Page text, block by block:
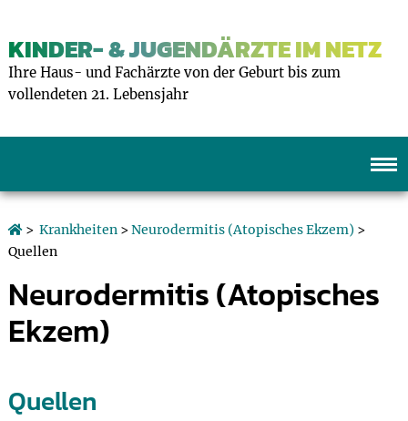
KINDER- & JUGENDÄRZTE IM NETZ
Ihre Haus- und Fachärzte von der Geburt bis zum
vollendeten 21. Lebensjahr
> Krankheiten>Neurodermitis (Atopisches Ekzem) >
Quellen
Neurodermitis (Atopisches
Ekzem)
Quellen